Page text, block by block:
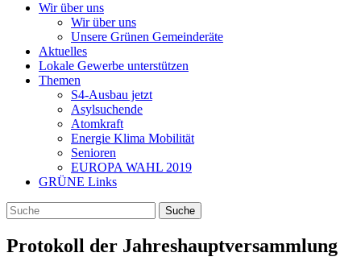
Wir über uns
Wir über uns
Unsere Grünen Gemeinderäte
Aktuelles
Lokale Gewerbe unterstützen
Themen
S4-Ausbau jetzt
Asylsuchende
Atomkraft
Energie Klima Mobilität
Senioren
EUROPA WAHL 2019
GRÜNE Links
Protokoll der Jahreshauptversammlung